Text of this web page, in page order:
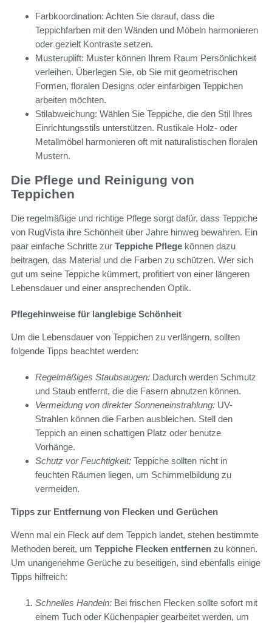
Farbkoordination: Achten Sie darauf, dass die
Teppichfarben mit den Wänden und Möbeln harmonieren
oder gezielt Kontraste setzen.
Musteruplift: Muster können Ihrem Raum Persönlichkeit
verleihen. Überlegen Sie, ob Sie mit geometrischen
Formen, floralen Designs oder einfarbigen Teppichen
arbeiten möchten.
Stilabweichung: Wählen Sie Teppiche, die den Stil Ihres
Einrichtungsstils unterstützen. Rustikale Holz- oder
Metallmöbel harmonieren oft mit naturalistischen floralen
Mustern.
Die Pflege und Reinigung von
Teppichen
Die regelmäßige und richtige Pflege sorgt dafür, dass Teppiche
von RugVista ihre Schönheit über Jahre hinweg bewahren. Ein
paar einfache Schritte zur Teppiche Pflege können dazu
beitragen, das Material und die Farben zu schützen. Wer sich
gut um seine Teppiche kümmert, profitiert von einer längeren
Lebensdauer und einer ansprechenden Optik.
Pflegehinweise für langlebige Schönheit
Um die Lebensdauer von Teppichen zu verlängern, sollten
folgende Tipps beachtet werden:
Regelmäßiges Staubsaugen: Dadurch werden Schmutz
und Staub entfernt, die die Fasern abnutzen können.
Vermeidung von direkter Sonneneinstrahlung: UV-
Strahlen können die Farben ausbleichen. Stell den
Teppich an einen schattigen Platz oder benutze
Vorhänge.
Schutz vor Feuchtigkeit: Teppiche sollten nicht in
feuchten Räumen liegen, um Schimmelbildung zu
vermeiden.
Tipps zur Entfernung von Flecken und Gerüchen
Wenn mal ein Fleck auf dem Teppich landet, stehen bestimmte
Methoden bereit, um Teppiche Flecken entfernen zu können.
Um unangenehme Gerüche zu beseitigen, sind ebenfalls einige
Tipps hilfreich:
Schnelles Handeln: Bei frischen Flecken sollte sofort mit
einem Tuch oder Küchenpapier gearbeitet werden, um